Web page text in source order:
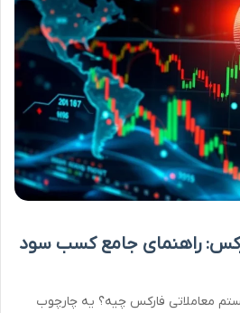
راهنمای جامع کسب سود
معاملاتی فارکس چیه؟ یه چارچوب